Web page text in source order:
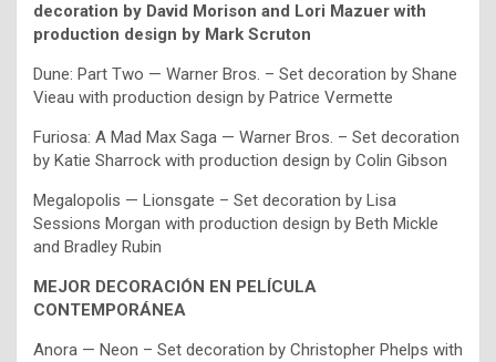
decoration by David Morison and Lori Mazuer with
production design by Mark Scruton
Dune: Part Two — Warner Bros. – Set decoration by Shane
Vieau with production design by Patrice Vermette
Furiosa: A Mad Max Saga — Warner Bros. – Set decoration
by Katie Sharrock with production design by Colin Gibson
Megalopolis — Lionsgate – Set decoration by Lisa
Sessions Morgan with production design by Beth Mickle
and Bradley Rubin
MEJOR DECORACIÓN EN PELÍCULA
CONTEMPORÁNEA
Anora — Neon – Set decoration by Christopher Phelps with